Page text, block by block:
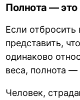
Полнота — это
Если отбросить
представить,
одинаково
веса, полнота
Человек,